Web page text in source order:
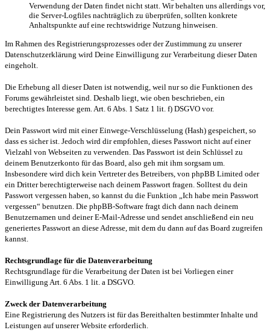
Verwendung der Daten findet nicht statt. Wir behalten uns allerdings vor,
die Server-Logfiles nachträglich zu überprüfen, sollten konkrete
Anhaltspunkte auf eine rechtswidrige Nutzung hinweisen.
Im Rahmen des Registrierungsprozesses oder der Zustimmung zu unserer
Datenschutzerklärung wird Deine Einwilligung zur Verarbeitung dieser Daten
eingeholt.
Die Erhebung all dieser Daten ist notwendig, weil nur so die Funktionen des
Forums gewährleistet sind. Deshalb liegt, wie oben beschrieben, ein
berechtigtes Interesse gem. Art. 6 Abs. 1 Satz 1 lit. f) DSGVO vor.
Dein Passwort wird mit einer Einwege-Verschlüsselung (Hash) gespeichert, so
dass es sicher ist. Jedoch wird dir empfohlen, dieses Passwort nicht auf einer
Vielzahl von Webseiten zu verwenden. Das Passwort ist dein Schlüssel zu
deinem Benutzerkonto für das Board, also geh mit ihm sorgsam um.
Insbesondere wird dich kein Vertreter des Betreibers, von phpBB Limited oder
ein Dritter berechtigterweise nach deinem Passwort fragen. Solltest du dein
Passwort vergessen haben, so kannst du die Funktion „Ich habe mein Passwort
vergessen“ benutzen. Die phpBB-Software fragt dich dann nach deinem
Benutzernamen und deiner E-Mail-Adresse und sendet anschließend ein neu
generiertes Passwort an diese Adresse, mit dem du dann auf das Board zugreifen
kannst.
Rechtsgrundlage für die Datenverarbeitung
Rechtsgrundlage für die Verarbeitung der Daten ist bei Vorliegen einer
Einwilligung Art. 6 Abs. 1 lit. a DSGVO.
Zweck der Datenverarbeitung
Eine Registrierung des Nutzers ist für das Bereithalten bestimmter Inhalte und
Leistungen auf unserer Website erforderlich.